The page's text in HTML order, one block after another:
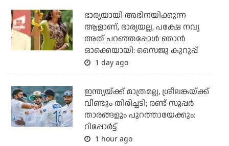
ഭാര്യയായി അഭിനയിക്കുന്ന
ആളാണ്, ഭാര്യയല്ല, പക്ഷേ നവ്യ
അത് പറഞ്ഞപ്പോള്‍ ഞാന്‍
ഓക്കെയായി: സൈജു കുറുപ്പ്
1 day ago
ഇന്ത്യയ്ക്ക് മാത്രമല്ല, ശ്രീലങ്കയ്ക്ക്
വീണ്ടും തിരിച്ചടി; രണ്ട് സൂപ്പര്‍
താരങ്ങളും പുറത്തായേക്കും:
റിപ്പോര്‍ട്ട്
1 hour ago